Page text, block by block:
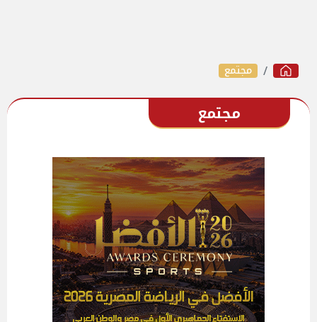
مجتمع
مجتمع